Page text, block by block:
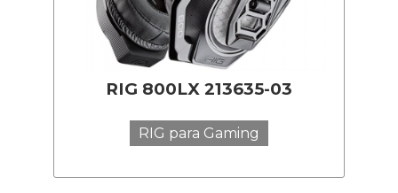
RIG 800LX 213635-03
RIG para Gaming